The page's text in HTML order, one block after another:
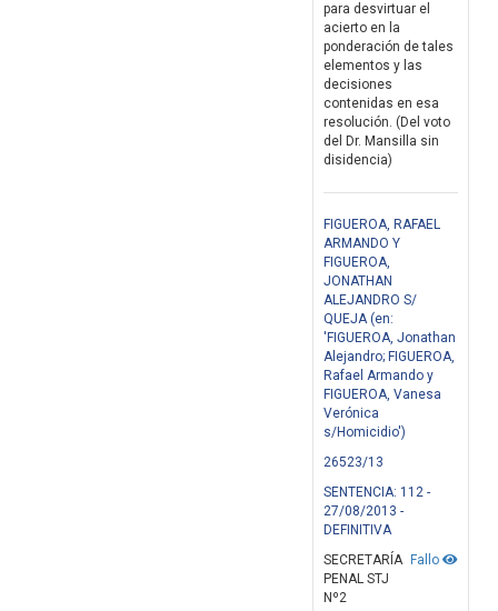
para desvirtuar el
acierto en la
ponderación de tales
elementos y las
decisiones
contenidas en esa
resolución. (Del voto
del Dr. Mansilla sin
disidencia)
FIGUEROA, RAFAEL
ARMANDO Y
FIGUEROA,
JONATHAN
ALEJANDRO S/
QUEJA (en:
'FIGUEROA, Jonathan
Alejandro; FIGUEROA,
Rafael Armando y
FIGUEROA, Vanesa
Verónica
s/Homicidio')
26523/13
SENTENCIA: 112 -
27/08/2013 -
DEFINITIVA
Fallo
SECRETARÍA
PENAL STJ
Nº2